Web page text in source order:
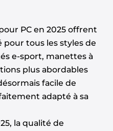
PC en 2025 offrent
pour tous les styles de
e-sport, manettes à
plus abordables
facile de
adapté à sa
la qualité de